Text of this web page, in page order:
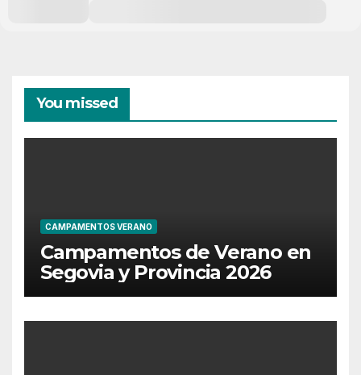
You missed
CAMPAMENTOS VERANO
Campamentos de Verano en
Segovia y Provincia 2026